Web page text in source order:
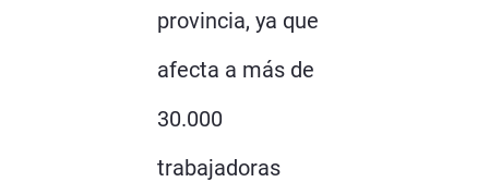
provincia, ya que
afecta a más de
30.000
trabajadoras